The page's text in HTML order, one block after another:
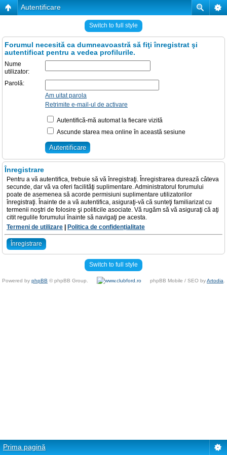
Autentificare
Switch to full style
Forumul necesită ca dumneavoastră să fiţi înregistrat şi
autentificat pentru a vedea profilurile.
Nume
utilizator:
Parolă:
Am uitat parola
Retrimite e-mail-ul de activare
Autentifică-mă automat la fiecare vizită
Ascunde starea mea online în această sesiune
Înregistrare
Pentru a vă autentifica, trebuie să vă înregistraţi. Înregistrarea durează câteva
secunde, dar vă va oferi facilităţi suplimentare. Administratorul forumului
poate de asemenea să acorde permisiuni suplimentare utilizatorilor
înregistraţi. Înainte de a vă autentifica, asiguraţi-vă că sunteţi familiarizat cu
termenii noştri de folosire şi politicile asociate. Vă rugăm să vă asiguraţi că aţi
citit regulile forumului înainte să navigaţi pe acesta.
Termeni de utilizare
Politica de confidenţialitate
Înregistrare
Switch to full style
Powered by phpBB © phpBB Group. phpBB Mobile / SEO byArtodia
Prima pagină